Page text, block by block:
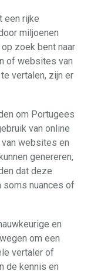
een rijke
miljoenen
zoek bent naar
of websites van
vertalen, zijn er
om Portugees
van online
websites en
genereren,
dat deze
soms nuances of
en
om een
vertaler of
de kennis en